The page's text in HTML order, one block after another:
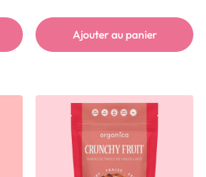
Ajouter au panier